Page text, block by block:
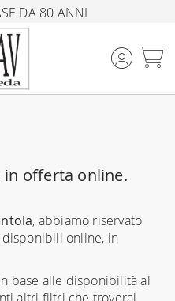
DA 80 ANNI
offerta online.
, abbiamo riservato
online, in
base alle disponibilità al